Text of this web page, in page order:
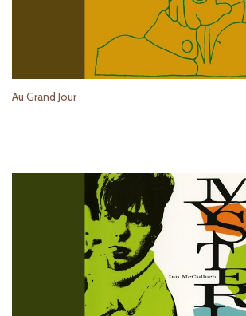
Au Grand Jour